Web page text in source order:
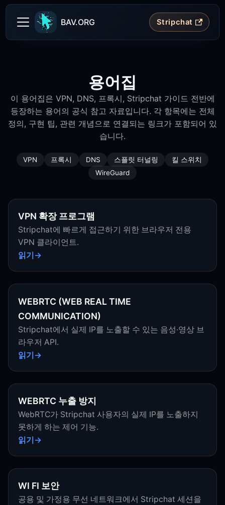
BAV.ORG Stripchat
용어집
이 용어집은 VPN, DNS, 프록시, Stripchat 가이드 전반에
등장하는 용어의 공식 참고 자료입니다. 각 항목에는 전체
정의, 구현 팁, 관련 개념으로 연결되는 링크가 포함되어 있
습니다.
VPN 프록시 DNS 스플릿 터널링
킬 스위치
WireGuard
VPN 확장 프로그램
Stripchat에 빠르게 접근하기 위한 브라우저 전용
VPN 클라이언트.
읽기
WEBRTC (WEB REAL TIME
COMMUNICATION)
Stripchat에서 실제 IP를 노출할 수 있는 음성·영상 브
라우저 API.
읽기
WEBRTC 누출 방지
WebRTC가 Stripchat 사용자의 실제 IP를 노출하지
못하게 하는 제어 기능.
읽기
WI FI 보안
공용 및 가정용 무선 네트워크에서 Stripchat 세션을